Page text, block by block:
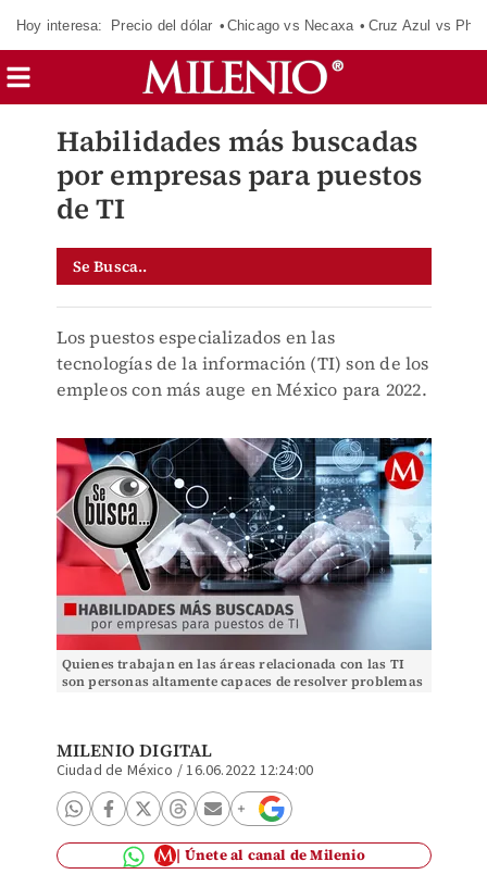
Hoy interesa: Precio del dólar Chicago vs Necaxa Cruz Azul vs
Habilidades más buscadas
por empresas para puestos
de TI
Se Busca..
Los puestos especializados en las
tecnologías de la información (TI) son de los
empleos con más auge en México para 2022.
Quienes trabajan en las áreas relacionada con las TI
son personas altamente capaces de resolver problemas
MILENIO DIGITAL
Ciudad de México /16.06.2022 12:24:00
Únete al canal de Milenio